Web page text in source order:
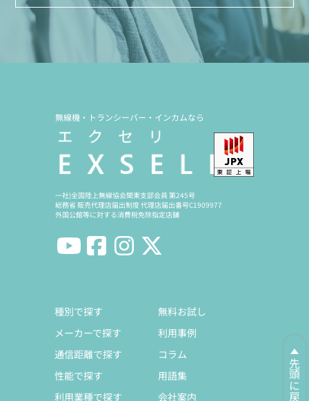
先頭に戻る
無線機・トランシーバー・インカムなら
一社)全国陸上無線協会関東支部会員 第245号
総務省 販売代理店届出制度 代理店届出番号C1909977
外国公館等に対する消費税免除指定店舗
種別で探す
メーカーで探す
通信距離で探す
性能で探す
利用業種で探す
無料お試し
利用事例
コラム
用語集
会社案内